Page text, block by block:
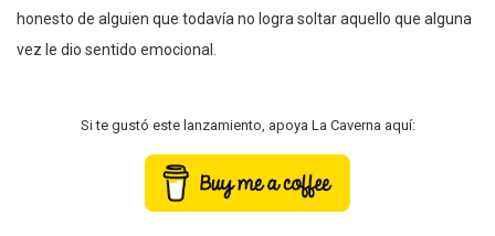
honesto de alguien que todavía no logra soltar aquello que alguna
vez le dio sentido emocional.
Si te gustó este lanzamiento, apoya La Caverna aquí: